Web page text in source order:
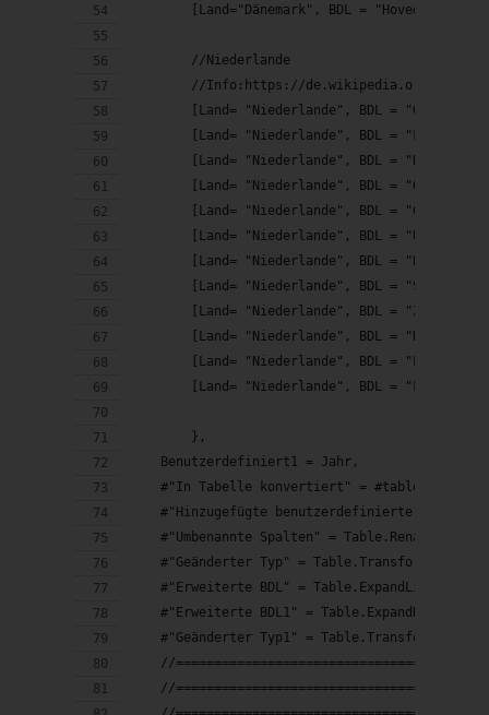
        [Land="Dänemark", BDL = "Hovedstaden"],
        //Niederlande
//Info:https://de.wikipedia.org/wiki/
[Land= "Niederlande", BDL =
[Land= "Niederlande", BDL =
        [Land= "Niederlande", BDL = "Drente"],
[Land= "Niederlande", BDL =
[Land= "Niederlande", BDL =
        [Land= "Niederlande", BDL = "Utrecht"],
[Land= "Niederlande", BDL =
[Land= "Niederlande", BDL =
        [Land= "Niederlande", BDL = "Zeeland"],
[Land= "Niederlande", BDL =
        [Land= "Niederlande", BDL = "Limburg"],
[Land= "Niederlande", BDL =
        },
    Benutzerdefiniert1 = Jahr,
#"In Tabelle konvertiert" = #table(1,
#"Hinzugefügte benutzerdefinierte Spalte"
#"Umbenannte Spalten" =
#"Geänderter Typ" =
#"Erweiterte BDL" =
#"Erweiterte BDL1" =
#"Geänderter Typ1" =
//
//